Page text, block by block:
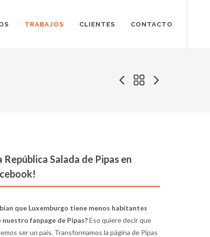
TRABAJOS CLIENTES CONTACTO
República Salada de Pipas en
que Luxemburgo tiene menos habitantes
nuestro fanpage de Pipas?Eso quiere decir que
ser un país. Transformamos la página de Pipas